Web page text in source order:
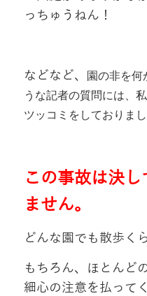
っちゅうねん！
などなど、 園の非を何
うな記者の質問には、
ツッコミをしておりまし
この事故は決
ません。
どんな園でも散歩く
もちろん、ほとんど
細心の注意を払って